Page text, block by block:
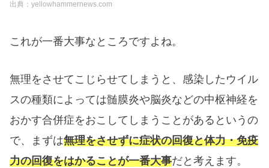
出典：yellowhammernews.com
これが一番大事なところですよね。
無理をさせてこじらせてしまうと、感染したウイル
スの種類によっては髄膜炎や脳炎などの中枢神経を
おかす合併症をおこしてしまうことがあるというの
で、まずは無理をさせずに症状の回復と体力・免疫
力の回復をはかることが一番大事だと考えます。